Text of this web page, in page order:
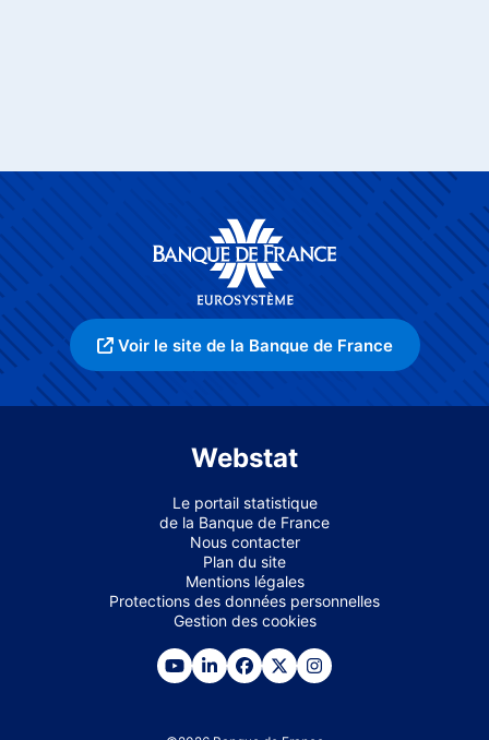
Voir le site de la Banque de France
Webstat
Le portail statistique
de la Banque de France
Nous contacter
Plan du site
Mentions légales
Protections des données personnelles
Gestion des cookies